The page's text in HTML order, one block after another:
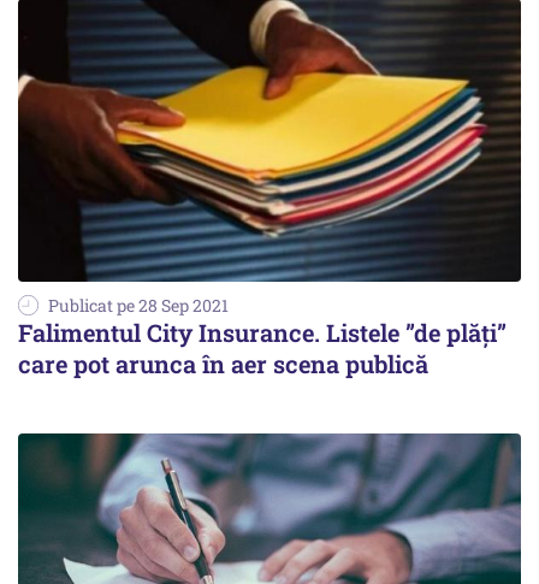
Publicat pe 28 Sep 2021
Falimentul City Insurance. Listele ”de plăți”
care pot arunca în aer scena publică